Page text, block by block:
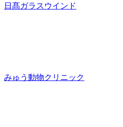
日髙ガラスウインド
みゅう動物クリニック